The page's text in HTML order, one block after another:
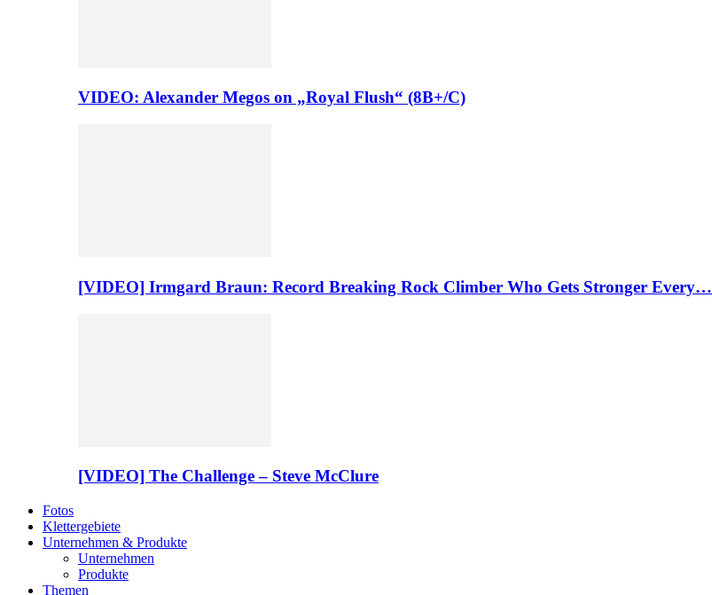
VIDEO: Alexander Megos on „Royal Flush“ (8B+/C)
[VIDEO] Irmgard Braun: Record Breaking Rock Climber Who Gets Stronger Every…
[VIDEO] The Challenge – Steve McClure
Fotos
Klettergebiete
Unternehmen & Produkte
Unternehmen
Produkte
Themen